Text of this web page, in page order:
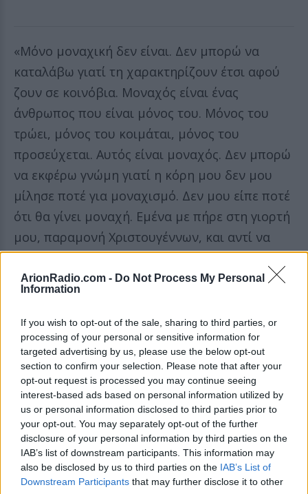
ArionRadio.com - Do Not Process My Personal
Information
If you wish to opt-out of the sale, sharing to third parties, or
processing of your personal or sensitive information for
targeted advertising by us, please use the below opt-out
section to confirm your selection. Please note that after your
opt-out request is processed you may continue seeing
interest-based ads based on personal information utilized by
us or personal information disclosed to third parties prior to
your opt-out. You may separately opt-out of the further
disclosure of your personal information by third parties on the
IAB’s list of downstream participants. This information may
also be disclosed by us to third parties on the IAB’s List of
Downstream Participants that may further disclose it to other
«Μόνο μοναχική δεν είναι. Δεν μπορώ να
καταλάβω γιατί τη χαρακτηρίζουν έτσι αφού
ζουν σε κοινόβια. Μοναχός είναι ένας
άνθρωπος που είναι μόνος του. Μόνος του
τρώει, μόνος του κοιμάται, μόνος του
προσεύχεται. Αυτός είναι μοναχός. Δεν μπορώ
να εκφέρω γνώμη γιατί η κόρη μου δεν μου
μίλησε ποτέ για μοναχισμό. Δεν μου είπε ποτέ
ότι θα γίνει μοναχή. Εμένα με πήρε στη γιορτή
μου, παραμονή Χριστουγέννων, και αντί να
μου πει χρόνια πολλά, με πήρε να μου
ανακοινώσει πως θα γίνει καλόγρια. Της λέω:
σου;". Λέει «ναι» και της είπα να είναι πάντα
καλά», εξομολογήθηκε η μητέρα της πρώην
ηθοποιού.
«Δεν προσπάθησα να της δώσω άλλη οπτική,
όταν μου ανακοίνωσε την απόφασή της. Γιατί
το είχα καταλάβει. Εκείνη το αρνιόταν και με
είχε εκνευρίσει πάρα πολύ αυτό. Γιατί ποτέ
δεν μου έλεγε ψέματα. Της είχα μάθει πάντα